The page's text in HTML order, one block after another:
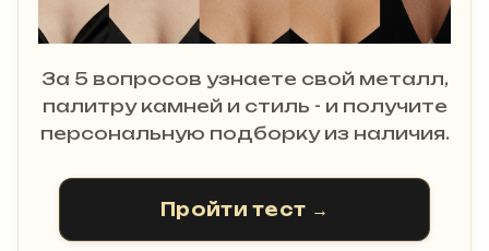
За 5 вопросов узнаете свой металл,
палитру камней и стиль - и получите
персональную подборку из наличия.
Пройти тест →